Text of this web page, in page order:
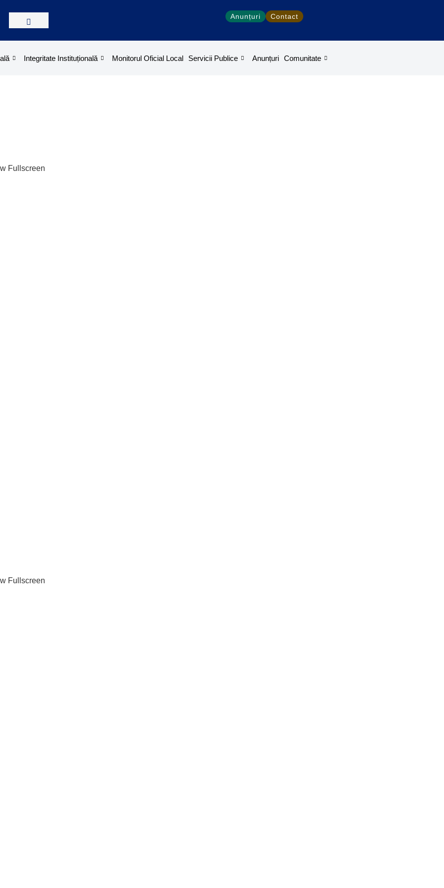
Anunțuri Contact
Integritate Instituțională Monitorul Oficial Local Servicii Publice Anunțuri Comunitate
Fullscreen
Fullscreen